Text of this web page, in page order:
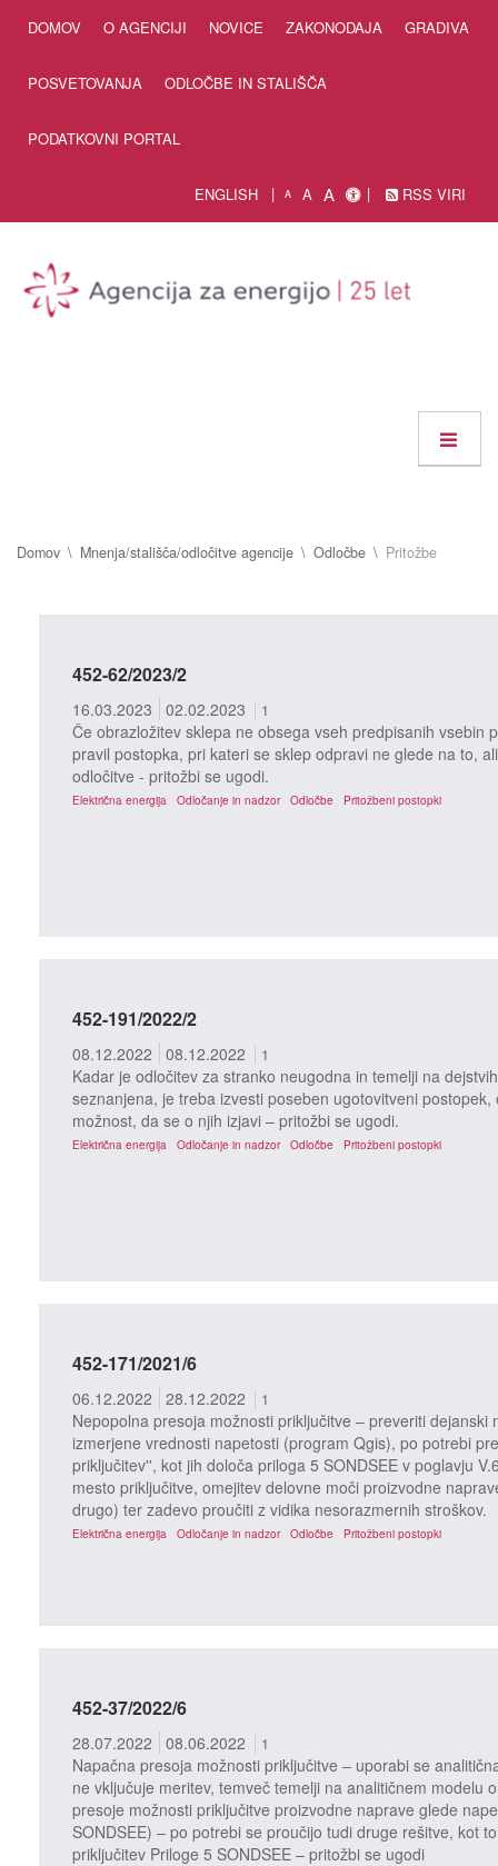
DOMOV O AGENCIJI NOVICE ZAKONODAJA GRADIVA
POSVETOVANJA ODLOČBE IN STALIŠČA
PODATKOVNI PORTAL
ENGLISH A A A RSS VIRI
Domov Mnenja/stališča/odločitve agencije Odločbe Pritožbe
452-62/2023/2
16.03.2023 02.02.2023 1
Če obrazložitev sklepa ne obsega vseh predpisanih vsebin
pravil postopka, pri kateri se sklep odpravi ne glede na to,
odločitve - pritožbi se ugodi.
Električna energija Odločanje in nadzor Odločbe Pritožbeni postopki
452-191/2022/2
08.12.2022 08.12.2022 1
Kadar je odločitev za stranko neugodna in temelji na
seznanjena, je treba izvesti poseben ugotovitveni
možnost, da se o njih izjavi – pritožbi se ugodi.
Električna energija Odločanje in nadzor Odločbe Pritožbeni postopki
452-171/2021/6
06.12.2022 28.12.2022 1
Nepopolna presoja možnosti priključitve – preveriti
izmerjene vrednosti napetosti (program Qgis), po potrebi
priključitev'', kot jih določa priloga 5 SONDSEE v poglavju
mesto priključitve, omejitev delovne moči proizvodne
drugo) ter zadevo proučiti z vidika nesorazmernih stroškov.
Električna energija Odločanje in nadzor Odločbe Pritožbeni postopki
452-37/2022/6
28.07.2022 08.06.2022 1
Napačna presoja možnosti priključitve – uporabi se
ne vključuje meritev, temveč temelji na analitičnem modelu
presoje možnosti priključitve proizvodne naprave glede
SONDSEE) – po potrebi se proučijo tudi druge rešitve, kot
priključitev Priloge 5 SONDSEE – pritožbi se ugodi